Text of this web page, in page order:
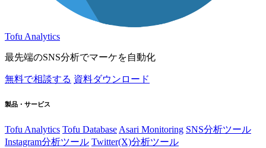
Tofu Analytics
最先端のSNS分析でマーケを自動化
無料で相談する 資料ダウンロード
製品・サービス
Tofu Analytics Tofu Database Asari Monitoring SNS分析ツール
Instagram分析ツール Twitter(X)分析ツール